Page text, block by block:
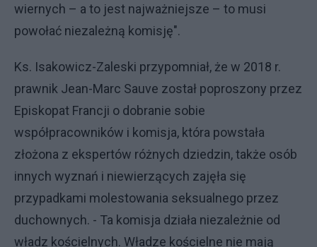
wiernych – a to jest najważniejsze – to musi
powołać niezależną komisję".
Ks. Isakowicz-Zaleski przypomniał, że w 2018 r.
prawnik Jean-Marc Sauve został poproszony przez
Episkopat Francji o dobranie sobie
współpracowników i komisja, która powstała
złożona z ekspertów różnych dziedzin, także osób
innych wyznań i niewierzących zajęła się
przypadkami molestowania seksualnego przez
duchownych. - Ta komisja działa niezależnie od
władz kościelnych. Władze kościelne nie mają